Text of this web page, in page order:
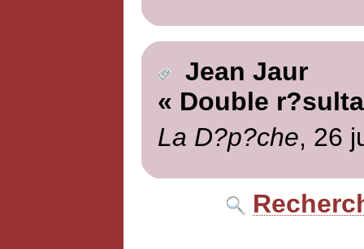
Jean Jaur
« Double
La D?p?che, 26